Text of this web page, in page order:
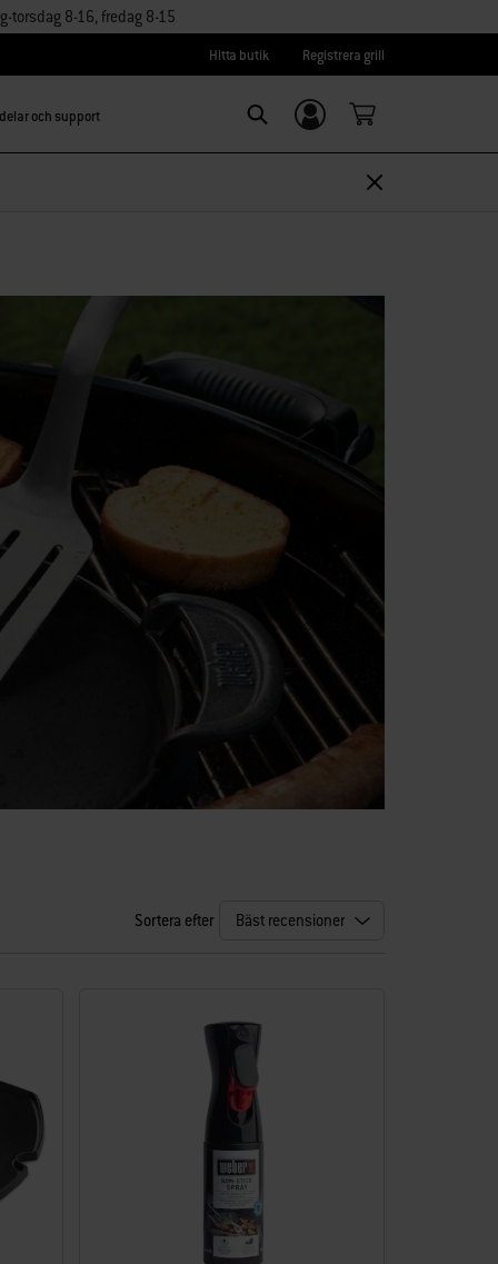
torsdag 8-16, fredag 8-15
Hitta butik Registrera grill
och support
Logga in/
Registrera dig
Sortera efter